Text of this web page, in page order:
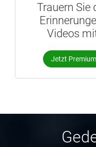
Trauern Sie
Videos
Jetzt